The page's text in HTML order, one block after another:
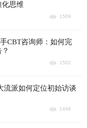
思维
1509
CBT咨询师：如何完
1502
流派如何定位初始访谈
1466